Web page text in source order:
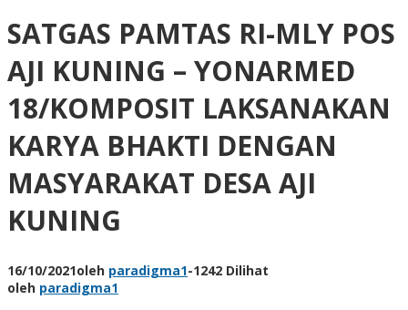
SATGAS PAMTAS RI-MLY POS
AJI KUNING – YONARMED
18/KOMPOSIT LAKSANAKAN
KARYA BHAKTI DENGAN
MASYARAKAT DESA AJI
KUNING
16/10/2021oleh paradigma1-1242 Dilihat
oleh paradigma1